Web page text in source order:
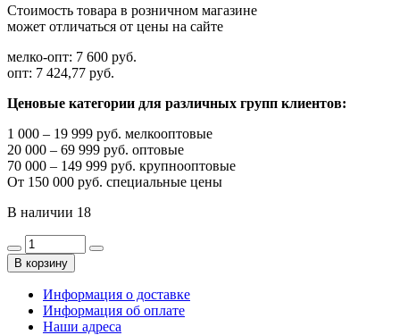
Стоимость товара в розничном магазине
может отличаться от цены на сайте
мелко-опт: 7 600 руб.
опт: 7 424,77 руб.
Ценовые категории для различных групп клиентов:
1 000 – 19 999 руб. мелкооптовые
20 000 – 69 999 руб. оптовые
70 000 – 149 999 руб. крупнооптовые
От 150 000 руб. специальные цены
В наличии 18
В корзину
Информация о доставке
Информация об оплате
Наши адреса